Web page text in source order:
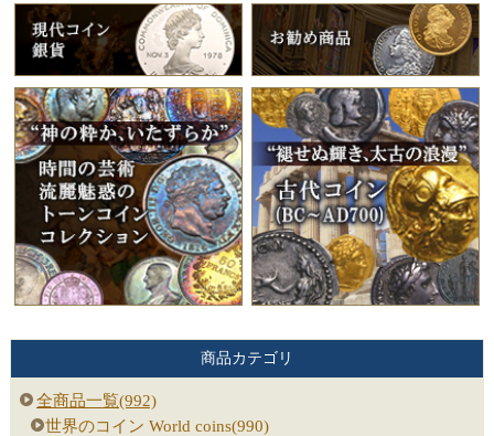
商品カテゴリ
全商品一覧(992)
世界のコイン World coins(990)